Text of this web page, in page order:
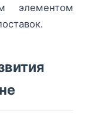
элементом